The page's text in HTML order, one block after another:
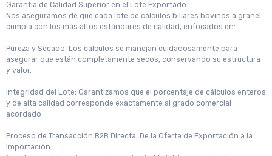
Garantía de Calidad Superior en el Lote Exportado:
Nos aseguramos de que cada lote de cálculos biliares bovinos a granel
cumpla con los más altos estándares de calidad, enfocados en:
Pureza y Secado: Los cálculos se manejan cuidadosamente para
asegurar que están completamente secos, conservando su estructura
y valor.
Integridad del Lote: Garantizamos que el porcentaje de cálculos enteros
y de alta calidad corresponde exactamente al grado comercial
acordado.
Proceso de Transacción B2B Directa: De la Oferta de Exportación a la
Importación